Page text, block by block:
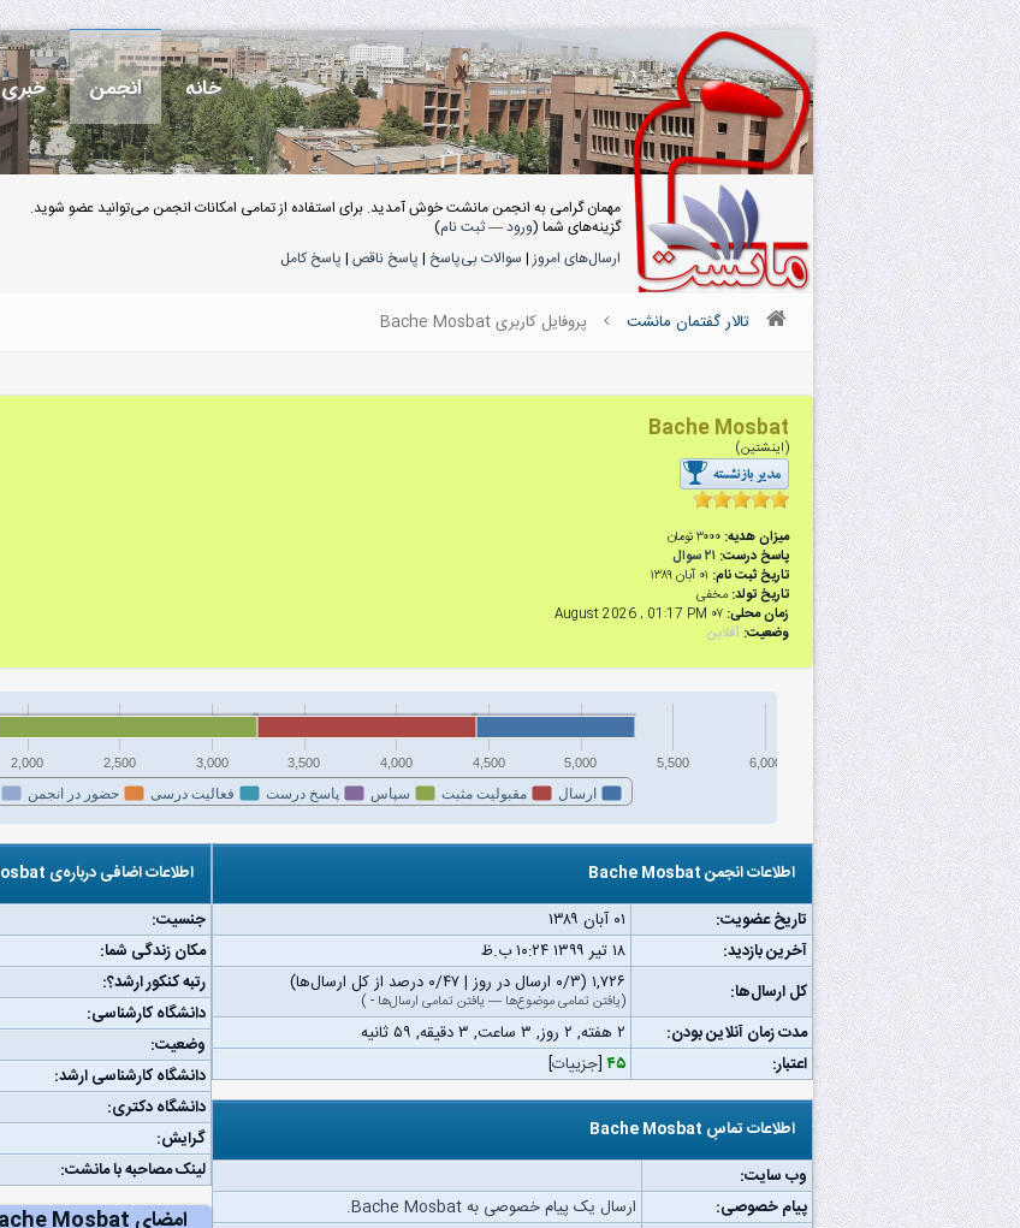
خانه انجمن خبری
مهمان گرامی به انجمن مانشت خوش آمدید. برای استفاده از تمامی امکانات انجمن می‌توانید عضو شوید.
گزینه‌های شما (ورود—ثبت نام)
ارسال‌های امروز| سوالات بی‌پاسخ | پاسخ ناقص | پاسخ کامل
تالار گفتمان مانشت پروفایل کاربری Bache Mosbat
Bache Mosbat
(اینشتین)
میزان هدیه: ۳۰۰۰ تومان
پاسخ درست: ۲۱ سوال
تاریخ ثبت نام: ۰۱ آبان ۱۳۸۹
تاریخ تولد: مخفی
زمان محلی: ۰۷ August 2026 , 01:17 PM
وضعیت: آفلاین
ارسال مقبولیت مثبت سپاس پاسخ درست فعالیت درسی حضور در انجمن
2,000 2,500 3,000 3,500 4,000 4,500 5,000 5,500 6,000
اطلاعات انجمن Bache Mosbat
تاریخ عضویت:
۰۱ آبان ۱۳۸۹
آخرین بازدید:
۱۸ تیر ۱۳۹۹ ۱۰:۲۴ ب.ظ
کل ارسال‌ها:
۱,۷۲۶ (۰/۳ ارسال در روز | ۰/۴۷ درصد از کل ارسال‌ها)
(یافتن تمامی موضوع‌ها — یافتن تمامی ارسال‌ها -
)
مدت زمان آنلاین بودن:
۲ هفته, ۲ روز, ۳ ساعت, ۳ دقیقه, ۵۹ ثانیه
اعتبار:
۴۵[جزییات]
اطلاعات تماسِ Bache Mosbat
وب‌ سایت:
پیام خصوصی:
ارسال یک پیام خصوصی به Bache Mosbat.
اطلاعات اضافی درباره‌ی Bache Mosbat
جنسیت:
مکان زندگی شما:
رتبه کنکور ارشد؟:
دانشگاه کارشناسی:
وضعیت:
دانشگاه کارشناسی ارشد:
دانشگاه دکتری:
گرایش:
لینک مصاحبه با مانشت:
امضای Bache Mosbat